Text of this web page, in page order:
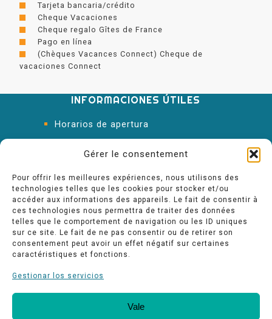
Gérer le consentement
Pour offrir les meilleures expériences, nous utilisons des
technologies telles que les cookies pour stocker et/ou
accéder aux informations des appareils. Le fait de consentir à
ces technologies nous permettra de traiter des données
telles que le comportement de navigation ou les ID uniques
sur ce site. Le fait de ne pas consentir ou de retirer son
consentement peut avoir un effet négatif sur certaines
caractéristiques et fonctions.
Gestionar los servicios
Vale
Tarjeta bancaria/crédito
Cheque Vacaciones
Cheque regalo Gîtes de France
Pago en línea
(Chèques Vacances Connect) Cheque de
vacaciones Connect
INFORMACIONES ÚTILES
Horarios de apertura
Oficina de Turismo